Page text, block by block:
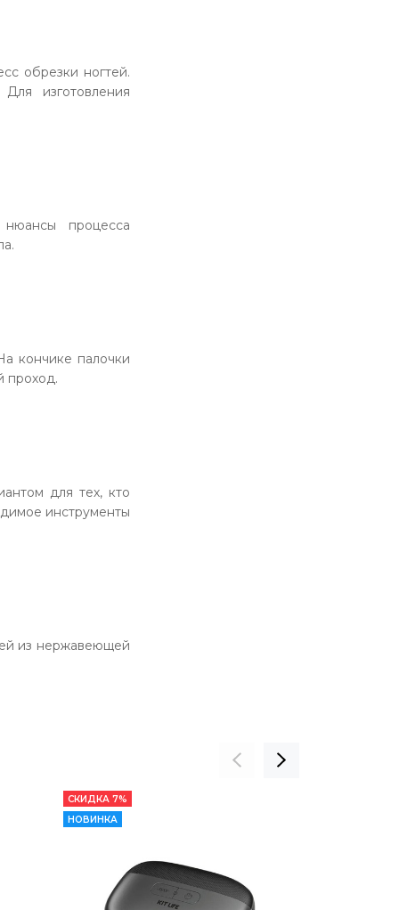
обрезки ногтей.
изготовления
процесса
кончике палочки
проход.
для тех, кто
инструменты
из нержавеющей
СКИДКА 7%
НОВИНКА